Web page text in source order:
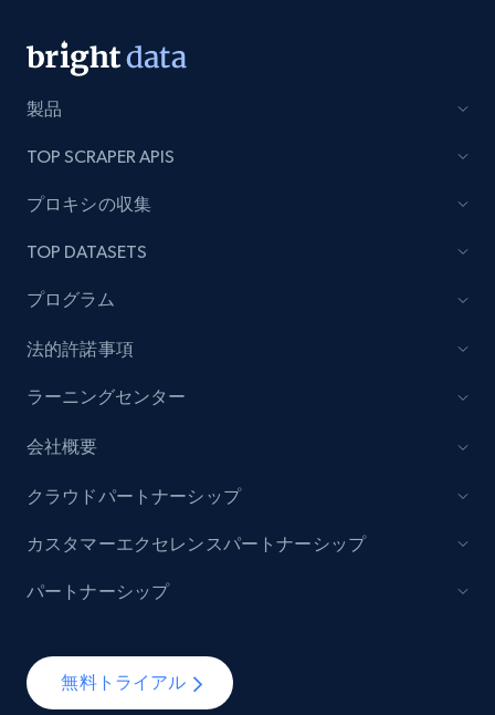
Lazada - Products
price, Currency, Stock, and more.
keyword
URL, Title, Rating, Reviews, Initial price, Final
price, Currency, Stock, and more.
Lazada - Products - Discover products by
category URL or brand URL
製品
TOP SCRAPER APIS
プロキシの収集
TOP DATASETS
プログラム
法的許諾事項
ラーニングセンター
会社概要
無料トライアル
クラウドパートナーシップ
カスタマーエクセレンスパートナーシップ
パートナーシップ